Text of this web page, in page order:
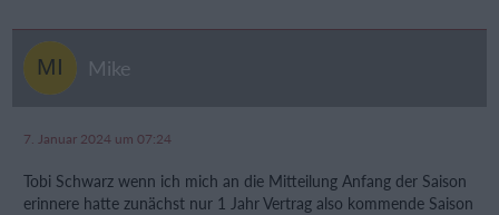
Mike
7. Januar 2024 um 07:24
Tobi Schwarz wenn ich mich an die Mitteilung Anfang der Saison
erinnere hatte zunächst nur 1 Jahr Vertrag also kommende Saison